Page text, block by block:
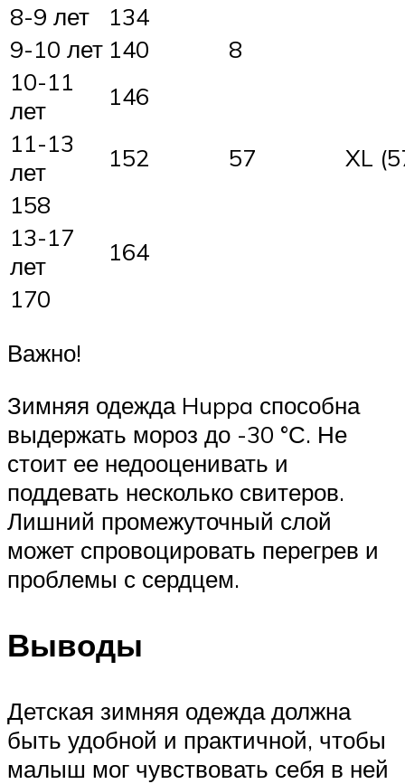
8-9 лет
134
9-10 лет 140
8
10-11
лет
146
11-13
лет
152 57
XL
158
13-17
лет
164
170
Важно!
Зимняя одежда Huppa способна
выдержать мороз до -30 °С. Не
стоит ее недооценивать и
поддевать несколько свитеров.
Лишний промежуточный слой
может спровоцировать перегрев и
проблемы с сердцем.
Выводы
Детская зимняя одежда должна
быть удобной и практичной, чтобы
малыш мог чувствовать себя в ней